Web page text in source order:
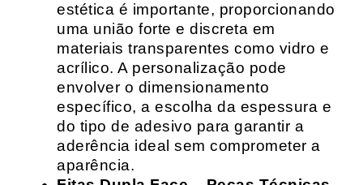
estética é importante, proporcionando
uma união forte e discreta em
materiais transparentes como vidro e
acrílico. A personalização pode
envolver o dimensionamento
específico, a escolha da espessura e
do tipo de adesivo para garantir a
aderência ideal sem comprometer a
aparência.